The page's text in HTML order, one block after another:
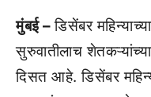
मुंबई –डिसेंबर
सुरुवातीलाच
दिसत आहे. डिसेंबर